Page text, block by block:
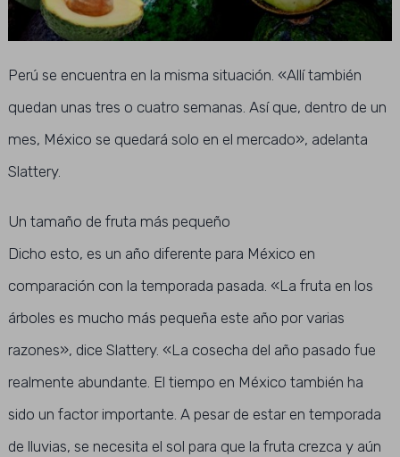
Perú se encuentra en la misma situación. «Allí también
quedan unas tres o cuatro semanas. Así que, dentro de un
mes, México se quedará solo en el mercado», adelanta
Slattery.
Un tamaño de fruta más pequeño
Dicho esto, es un año diferente para México en
comparación con la temporada pasada. «La fruta en los
árboles es mucho más pequeña este año por varias
razones», dice Slattery. «La cosecha del año pasado fue
realmente abundante. El tiempo en México también ha
sido un factor importante. A pesar de estar en temporada
de lluvias, se necesita el sol para que la fruta crezca y aún